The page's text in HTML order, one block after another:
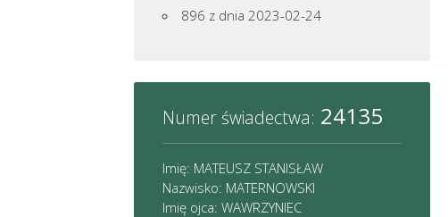
896 z dnia 2023-02-24
Numer świadectwa: 24135
Imię: MATEUSZ STANISŁAW
Nazwisko: MATERNOWSKI
Imię ojca: WAWRZYNIEC